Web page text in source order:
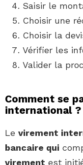
Saisir le
Choisir une
Choisir la
Vérifier les
Valider la
Comment se
international ?
Le virement
bancaire qui
virement est